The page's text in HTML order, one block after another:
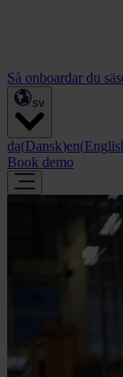
Så onboardar du
sv
da(Dansk)en(
Book demo